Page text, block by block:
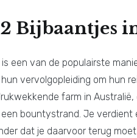
Bijbaantjes
is een van de populairste
vervolgopleiding om hun
farm in
een bountystrand. Je verdient
dat je daarvoor terug